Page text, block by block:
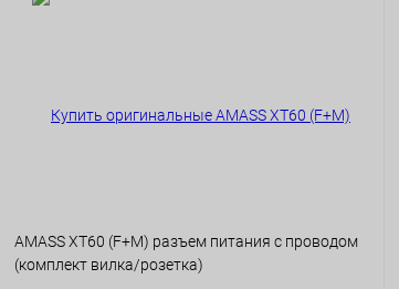
AMASS XT60 (F+M) разъем питания c проводом
(комплект вилка/розетка)